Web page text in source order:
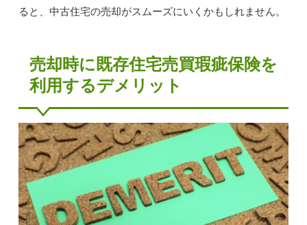
ると、中古住宅の売却がスムーズにいくかもしれません。
売却時に既存住宅売買瑕疵保険を
利用するデメリット